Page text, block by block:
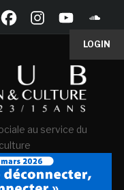
LOGIN
au service du